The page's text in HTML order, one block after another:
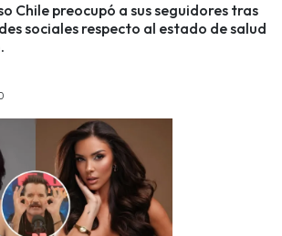
Chile preocupó a sus seguidores tras
sociales respecto al estado de salud